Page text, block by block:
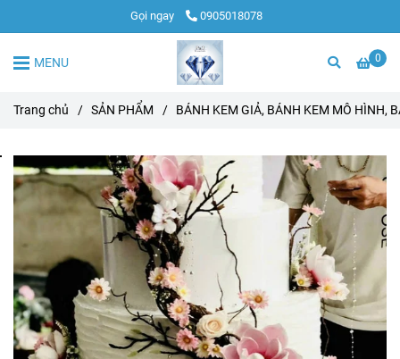
Gọi ngay 0905018078
0
MENU
Trang chủ / SẢN PHẨM / BÁNH KEM GIẢ, BÁNH KEM MÔ HÌNH,